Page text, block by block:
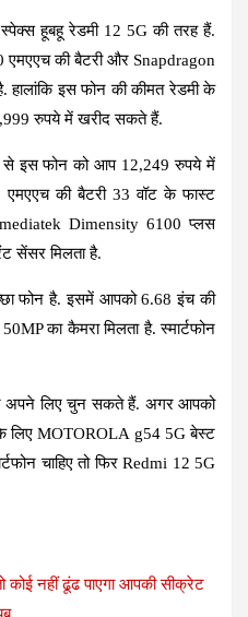
हूबहू रेडमी 12 5G की तरह हैं.
की बैटरी और Snapdragon
हालांकि इस फोन की कीमत रेडमी के
रुपये में खरीद सकते हैं.
इस फोन को आप 12,249 रुपये में
की बैटरी 33 वॉट के फास्ट
Dimensity 6100 प्लस
सेंसर मिलता है.
फोन है. इसमें आपको 6.68 इंच की
का कैमरा मिलता है. स्मार्टफोन
अपने लिए चुन सकते हैं. अगर आपको
लिए MOTOROLA g54 5G बेस्ट
चाहिए तो फिर Redmi 12 5G
नहीं ढूंढ पाएगा आपकी सीक्रेट